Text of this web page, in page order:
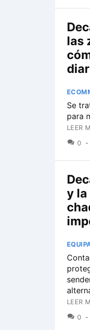
las
Se
para
LEER
0
y la
LEER
0